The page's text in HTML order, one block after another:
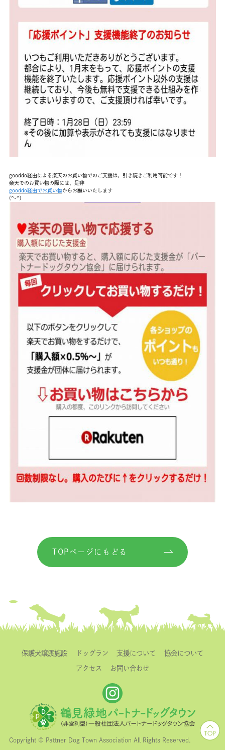
gooddo経由による楽天のお買い物でのご支援は、引き続きご利用可能です！
楽天でのお買い物の際には、是非
gooddo経由でお買い物からお願いいたします
(^-^)
TOPページにもどる
保護犬譲渡施設 ドッグラン 支援について 協会について
アクセス お問い合わせ
Copyright © Pattner Dog Town Association All Rights Reserved.